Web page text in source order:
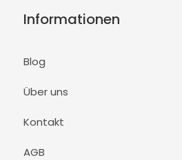
Informationen
Blog
Über uns
Kontakt
AGB